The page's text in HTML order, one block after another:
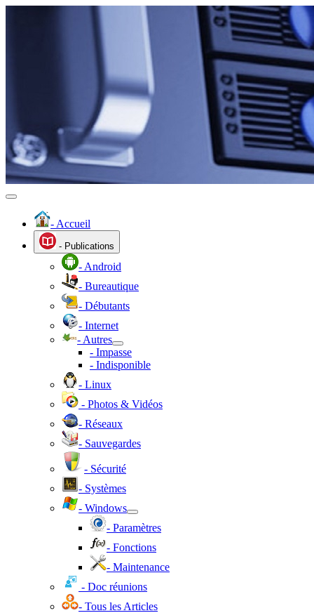
- Accueil
- Publications
- Android
- Bureautique
- Débutants
- Internet
- Autres
- Impasse
- Indisponible
- Linux
- Photos & Vidéos
- Réseaux
- Sauvegardes
- Sécurité
- Systèmes
- Windows
- Paramètres
- Fonctions
- Maintenance
- Doc réunions
- Tous les Articles